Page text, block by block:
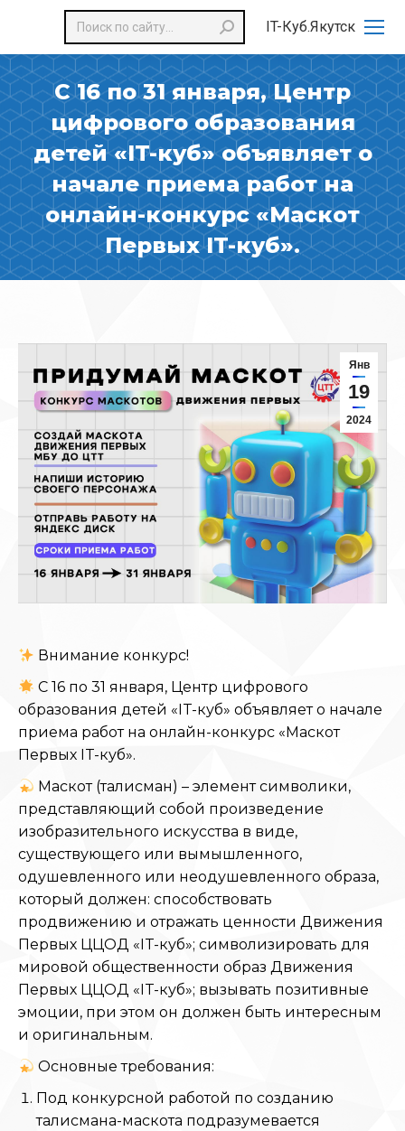
IT-Куб.Якутск
Поиск:
С 16 по 31 января, Центр
цифрового образования
детей «IT-куб» объявляет о
начале приема работ на
онлайн-конкурс «Маскот
Первых IT-куб».
Янв
19
2024
Внимание конкурс!
С 16 по 31 января, Центр цифрового
образования детей «IT-куб» объявляет о начале
приема работ на онлайн-конкурс «Маскот
Первых IT-куб».
Маскот (талисман) – элемент символики,
представляющий собой произведение
изобразительного искусства в виде,
существующего или вымышленного,
одушевленного или неодушевленного образа,
который должен: способствовать
продвижению и отражать ценности Движения
Первых ЦЦОД «IT-куб»; символизировать для
мировой общественности образ Движения
Первых ЦЦОД «IT-куб»; вызывать позитивные
эмоции, при этом он должен быть интересным
и оригинальным.
Основные требования:
Под конкурсной работой по созданию
талисмана-маскота подразумевается